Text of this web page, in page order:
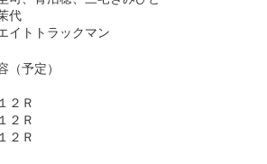
代
トラックマン
（予定）
２Ｒ
２Ｒ
２Ｒ